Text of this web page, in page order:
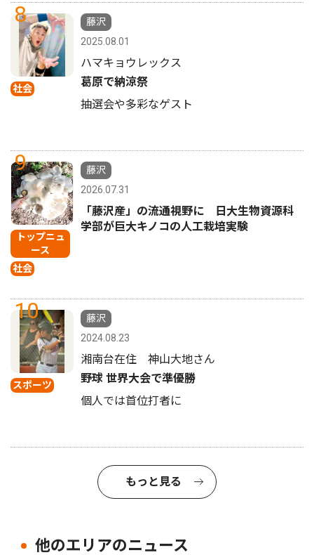
8
社会
藤沢
2025.08.01
ハマキョウレックス
葛原で納涼祭
抽選会や多彩なゲスト
9
トップニュ
ース
社会
藤沢
2026.07.31
「藤沢産」の流通視野に 日大生物資源科
学部が巨大キノコの人工栽培実験
10
スポーツ
藤沢
2024.08.23
湘南台在住 神山大地さん
野球 世界大会で準優勝
個人では首位打者に
もっと見る
他のエリアのニュース